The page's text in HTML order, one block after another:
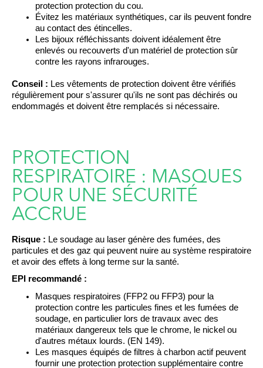
protection protection du cou.
Évitez les matériaux synthétiques, car ils peuvent fondre
au contact des étincelles.
Les bijoux réfléchissants doivent idéalement être
enlevés ou recouverts d'un matériel de protection sûr
contre les rayons infrarouges.
Conseil : Les vêtements de protection doivent être vérifiés
régulièrement pour s'assurer qu'ils ne sont pas déchirés ou
endommagés et doivent être remplacés si nécessaire.
PROTECTION
RESPIRATOIRE : MASQUES
POUR UNE SÉCURITÉ
ACCRUE
Risque : Le soudage au laser génère des fumées, des
particules et des gaz qui peuvent nuire au système respiratoire
et avoir des effets à long terme sur la santé.
EPI recommandé :
Masques respiratoires (FFP2 ou FFP3) pour la
protection contre les particules fines et les fumées de
soudage, en particulier lors de travaux avec des
matériaux dangereux tels que le chrome, le nickel ou
d'autres métaux lourds. (EN 149).
Les masques équipés de filtres à charbon actif peuvent
fournir une protection protection supplémentaire contre